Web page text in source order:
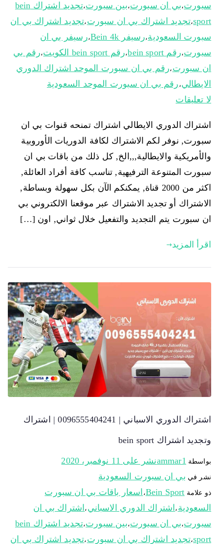
سبورت،بي ان سبورت،بين سبورت،
تجديد اشتراك bein
sport،تجديد اشتراك بي ان سبورت ،تجديد اشتراك بي ان
سبورت السعودية،رسيفر Bein 4k ،رسيفر بي ان
سبورت،رقم bein sport ،رقم bein sport الكويت ،رقم بي
ان سبورت ،رقم بي ان سبورت الموحد اشتراك الدوري
الايطالي، رقم بي ان سبورت الموحد السعودية
لا تعليقات
اشتراك الدوري الايطالي اشتراك تمنحه قنوات بي ان
سبورت, نوفر لكم الاشتراك لكافة الدوريات الأوروبية
والأمريكية والايطالية,,,الخ, كل ذلك من باقات بي ان
سبورت المتنوعة الترفيهية, تناسب كافة أفراد العائلة,
اكثر من 2000 قناة, يمكنكم الآن بكل سهولة وبساطة,
الاشتراك أو تجديد الاشتراك عبر موقعنا الالكتروني بي
ان سبورت يتم التجديد والتفعيل خلال ثواني, اون […]
اقرأ المزيد
اشتراك الدوري الاسباني | 0096555404241 | اشتراك
وتجديد اشتراك bein sport
بواسطة ammar1نشر على 11 نوفمبر، 2020
نشر في بي ان سبورت السعودية
ذو علامة Bein Sport، اسعار باقات بي ان سبورت
السعودية ، اشتراك الدوري الاسباني ، اشتراك بي ان
سبورت،بي ان سبورت،بين سبورت،
تجديد اشتراك bein
sport،تجديد اشتراك بي ان سبورت ،تجديد اشتراك بي ان